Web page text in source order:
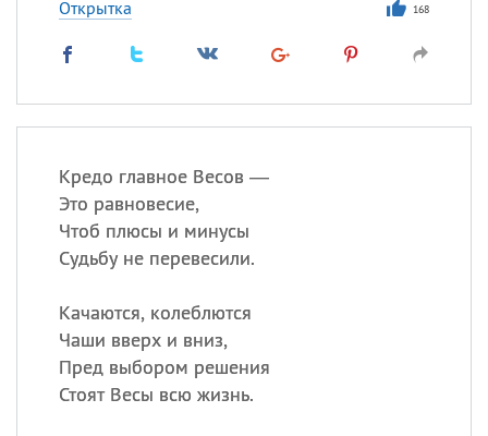
Открытка 168
Кредо главное Весов —
Это равновесие,
Чтоб плюсы и минусы
Судьбу не перевесили.
Качаются, колеблются
Чаши вверх и вниз,
Пред выбором решения
Стоят Весы всю жизнь.